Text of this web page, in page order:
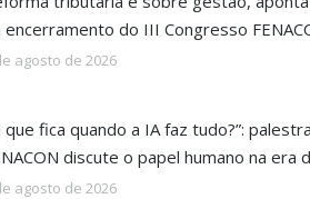
encerramento do III Congresso
agosto de 2026
que fica quando a IA faz tudo?”:
discute o papel humano na era
agosto de 2026